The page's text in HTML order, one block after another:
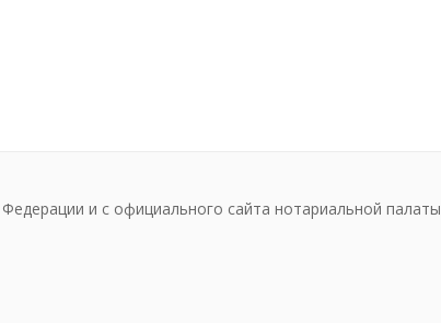
и с официального сайта нотариальной палаты